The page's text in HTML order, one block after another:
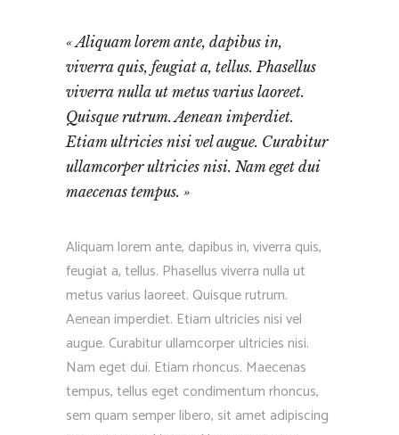
Aliquam lorem ante, dapibus in,
viverra quis, feugiat a, tellus. Phasellus
viverra nulla ut metus varius laoreet.
Quisque rutrum. Aenean imperdiet.
Etiam ultricies nisi vel augue. Curabitur
ullamcorper ultricies nisi. Nam eget dui
maecenas tempus.
Aliquam lorem ante, dapibus in, viverra quis,
feugiat a, tellus. Phasellus viverra nulla ut
metus varius laoreet. Quisque rutrum.
Aenean imperdiet. Etiam ultricies nisi vel
augue. Curabitur ullamcorper ultricies nisi.
Nam eget dui. Etiam rhoncus. Maecenas
tempus, tellus eget condimentum rhoncus,
sem quam semper libero, sit amet adipiscing